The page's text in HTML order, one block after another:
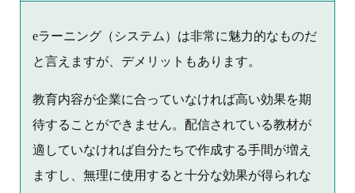
eラーニング（システム）は非常に魅力的なものだ
と言えますが、デメリットもあります。
教育内容が企業に合っていなければ高い効果を期
待することができません。配信されている教材が
適していなければ自分たちで作成する手間が増え
ますし、無理に使用すると十分な効果が得られな